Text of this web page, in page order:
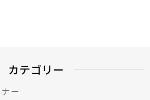
カテゴリー
ー